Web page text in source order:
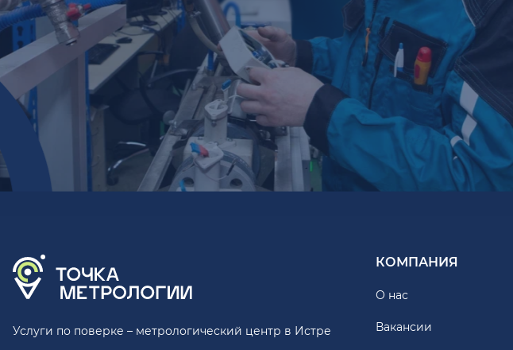
Услуги по поверке – метрологический центр в Истре
КОМПАНИЯ
О нас
Вакансии